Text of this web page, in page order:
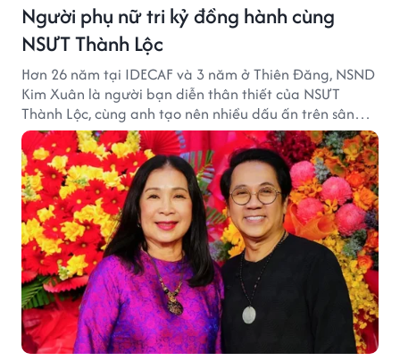
Người phụ nữ tri kỷ đồng hành cùng
NSƯT Thành Lộc
Hơn 26 năm tại IDECAF và 3 năm ở Thiên Đăng, NSND
Kim Xuân là người bạn diễn thân thiết của NSƯT
Thành Lộc, cùng anh tạo nên nhiều dấu ấn trên sân
khấu.